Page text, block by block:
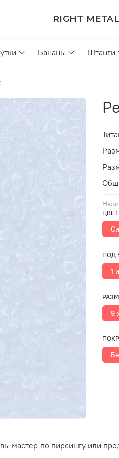
RIGHT METAL
Бананы Штанги
ЦВЕТ
ПОД
1
9
мастер по пирсингу или